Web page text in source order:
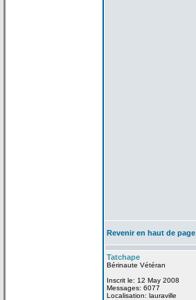
Revenir en haut de page
Tatchape
Bérinaute Vétéran
Inscrit le: 12 May 2008
Messages: 6077
Localisation: lauraville